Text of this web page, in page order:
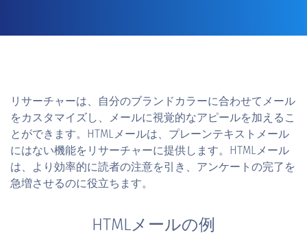
リサーチャーは、自分のブランドカラーに合わせてメール
をカスタマイズし、メールに視覚的なアピールを加えるこ
とができます。HTMLメールは、プレーンテキストメール
にはない機能をリサーチャーに提供します。HTMLメール
は、より効率的に読者の注意を引き、アンケートの完了を
急増させるのに役立ちます。
HTMLメールの例